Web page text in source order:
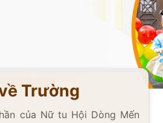
Trường
của Nữ tu Hội Dòng Mến